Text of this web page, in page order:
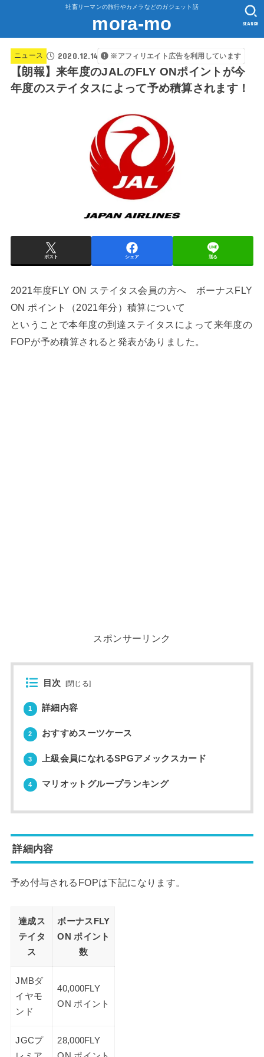
社畜リーマンの旅行やカメラなどのガジェット話
mora-mo SEARCH
ニュース 2020.12.14 ※アフィリエイト広告を利用しています
【朗報】来年度のJALのFLY ONポイントが今
年度のステイタスによって予め積算されます！
ポスト シェア 送る
2021年度FLY ON ステイタス会員の方へ ボーナスFLY
ON ポイント（2021年分）積算について
ということで本年度の到達ステイタスによって来年度の
FOPが予め積算されると発表がありました。
スポンサーリンク
目次 [閉じる]
1 詳細内容
2 おすすめスーツケース
3 上級会員になれるSPGアメックスカード
4 マリオットグループランキング
詳細内容
予め付与されるFOPは下記になります。
達成ス
テイタ
ス
ボーナスFLY
ON ポイント
数
JMBダ
イヤモ
ンド
40,000FLY
ON ポイント
JGCプ
28,000FLY